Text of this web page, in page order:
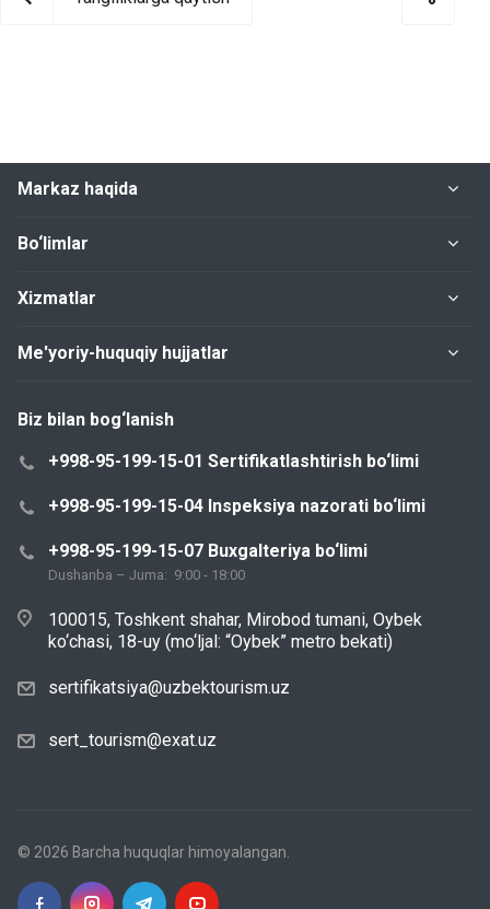
Markaz haqida
Bo‘limlar
Xizmatlar
Me'yoriy-huquqiy hujjatlar
Biz bilan bog‘lanish
+998-95-199-15-01 Sertifikatlashtirish bo‘limi
+998-95-199-15-04 Inspeksiya nazorati bo‘limi
+998-95-199-15-07 Buxgalteriya bo‘limi
Dushanba – Juma: 9:00 - 18:00
100015, Toshkent shahar, Mirobod tumani, Oybek
ko‘chasi, 18-uy (mo‘ljal: “Oybek” metro bekati)
sertifikatsiya@uzbektourism.uz
sert_tourism@exat.uz
© 2026 Barcha huquqlar himoyalangan.